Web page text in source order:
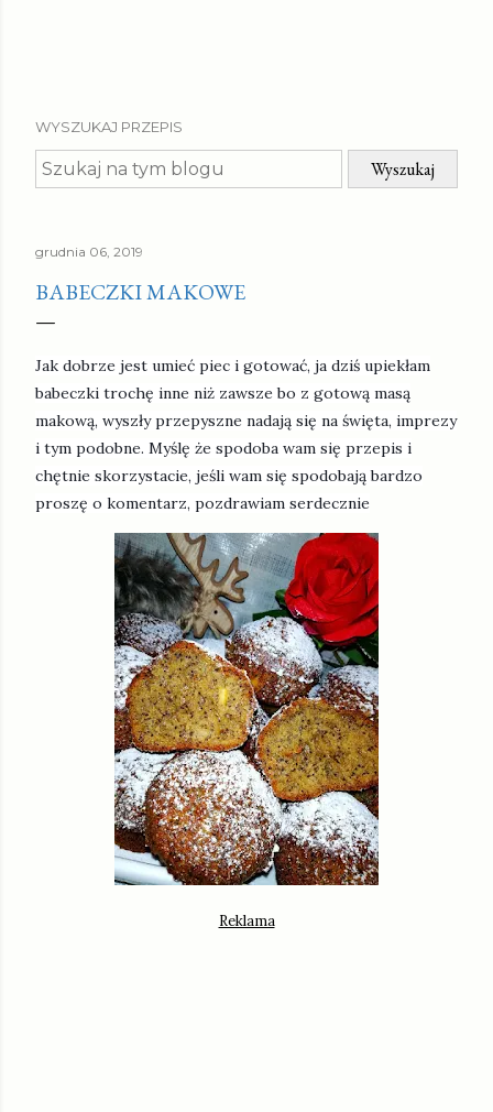
WYSZUKAJ PRZEPIS
grudnia 06, 2019
BABECZKI MAKOWE
Jak dobrze jest umieć piec i gotować, ja dziś upiekłam
babeczki trochę inne niż zawsze bo z gotową masą
makową, wyszły przepyszne nadają się na święta, imprezy
i tym podobne. Myślę że spodoba wam się przepis i
chętnie skorzystacie, jeśli wam się spodobają bardzo
proszę o komentarz, pozdrawiam serdecznie